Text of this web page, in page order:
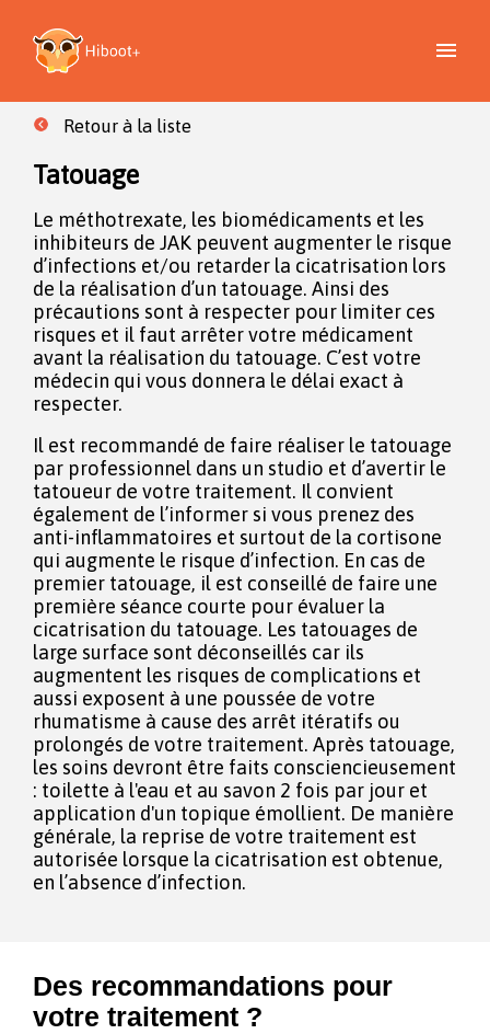
Retour à la liste
Tatouage
Le méthotrexate, les biomédicaments et les
inhibiteurs de JAK peuvent augmenter le risque
d’infections et/ou retarder la cicatrisation lors
de la réalisation d’un tatouage. Ainsi des
précautions sont à respecter pour limiter ces
risques et il faut arrêter votre médicament
avant la réalisation du tatouage. C’est votre
médecin qui vous donnera le délai exact à
respecter.
Il est recommandé de faire réaliser le tatouage
par professionnel dans un studio et d’avertir le
tatoueur de votre traitement. Il convient
également de l’informer si vous prenez des
anti-inflammatoires et surtout de la cortisone
qui augmente le risque d’infection. En cas de
premier tatouage, il est conseillé de faire une
première séance courte pour évaluer la
cicatrisation du tatouage. Les tatouages de
large surface sont déconseillés car ils
augmentent les risques de complications et
aussi exposent à une poussée de votre
rhumatisme à cause des arrêt itératifs ou
prolongés de votre traitement. Après tatouage,
les soins devront être faits consciencieusement
: toilette à l'eau et au savon 2 fois par jour et
application d'un topique émollient. De manière
générale, la reprise de votre traitement est
autorisée lorsque la cicatrisation est obtenue,
en l’absence d’infection.
Des recommandations pour
votre traitement ?